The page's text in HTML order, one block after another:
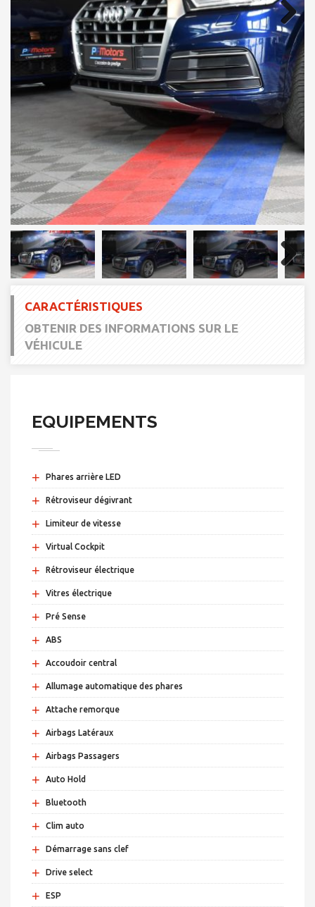
Next
Next
CARACTÉRISTIQUES
OBTENIR DES INFORMATIONS SUR LE
VÉHICULE
EQUIPEMENTS
+ Phares arrière LED
+ Rétroviseur dégivrant
+ Limiteur de vitesse
+ Virtual Cockpit
+ Rétroviseur électrique
+ Vitres électrique
+ Pré Sense
+ ABS
+ Accoudoir central
+ Allumage automatique des phares
+ Attache remorque
+ Airbags Latéraux
+ Airbags Passagers
+ Auto Hold
+ Bluetooth
+ Clim auto
+ Démarrage sans clef
+ Drive select
+ ESP